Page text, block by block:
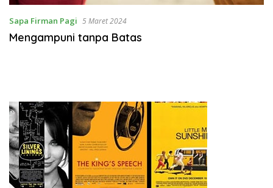
Sapa Firman Pagi 5 Maret 2024
Mengampuni tanpa Batas